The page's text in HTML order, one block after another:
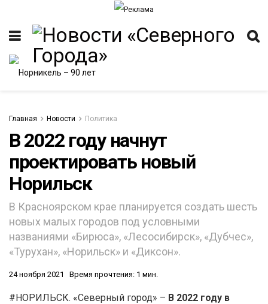
Главная Новости Политика
В 2022 году начнут
проектировать новый
Норильск
В Красноярском крае планируется создать шесть
новых малых городов под условными
названиями «Бирюса», «Лесосибирск», «Дубчес»,
«Турухан», «Норильск» и «Диксон».
24 ноября 2021 Время прочтения: 1 мин.
#НОРИЛЬСК. «Северный город» – В 2022 году в